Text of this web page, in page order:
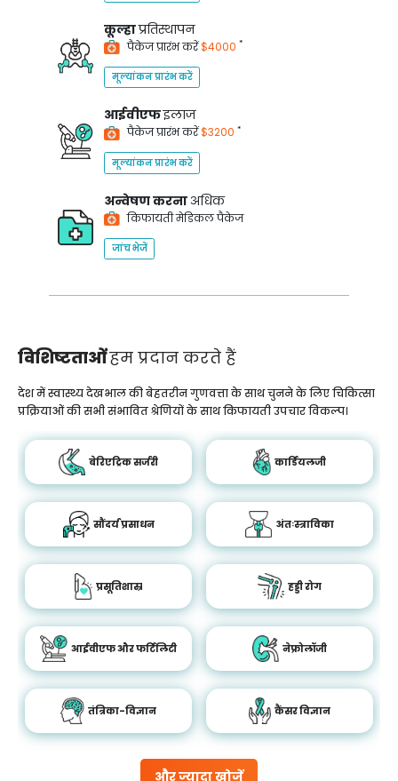
कूल्हाप्रतिस्थापन
पैकेज प्रारंभ करें$4000 *
मूल्यांकन प्रारंभ करें
आईवीएफइलाज
पैकेज प्रारंभ करें$3200 *
मूल्यांकन प्रारंभ करें
अन्वेषण करना अधिक
किफायती मेडिकल पैकेज
जांच भेजें
विशिष्टताओंहम प्रदान करते हैं
और ज्यादा खोजें
देश में स्वास्थ्य देखभाल की बेहतरीन गुणवत्ता के साथ चुनने के लिए चिकित्सा
प्रक्रियाओं की सभी संभावित श्रेणियों के साथ किफायती उपचार विकल्प।
बेरिएट्रिक सर्जरी कार्डियलजी
सौंदर्य प्रसाधन अंतःस्त्राविका
प्रसूतिशास्र हड्डी रोग
आईवीएफ और फर्टिलिटी नेफ्रोलॉजी
तंत्रिका-विज्ञान कैंसर विज्ञान